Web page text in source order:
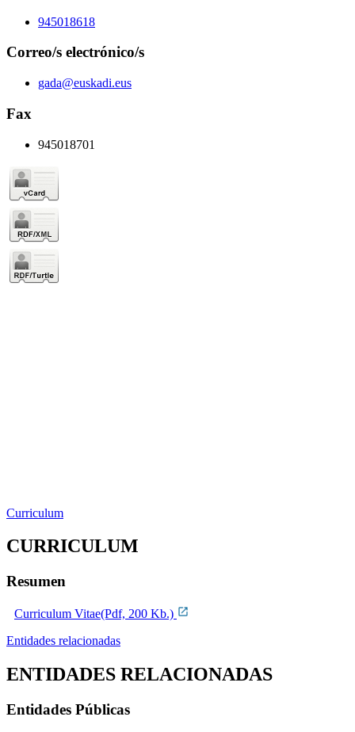
945018618
Correo/s electrónico/s
gada@euskadi.eus
Fax
945018701
Curriculum
CURRICULUM
Resumen
Curriculum Vitae(Pdf, 200 Kb.)
Entidades relacionadas
ENTIDADES RELACIONADAS
Entidades Públicas